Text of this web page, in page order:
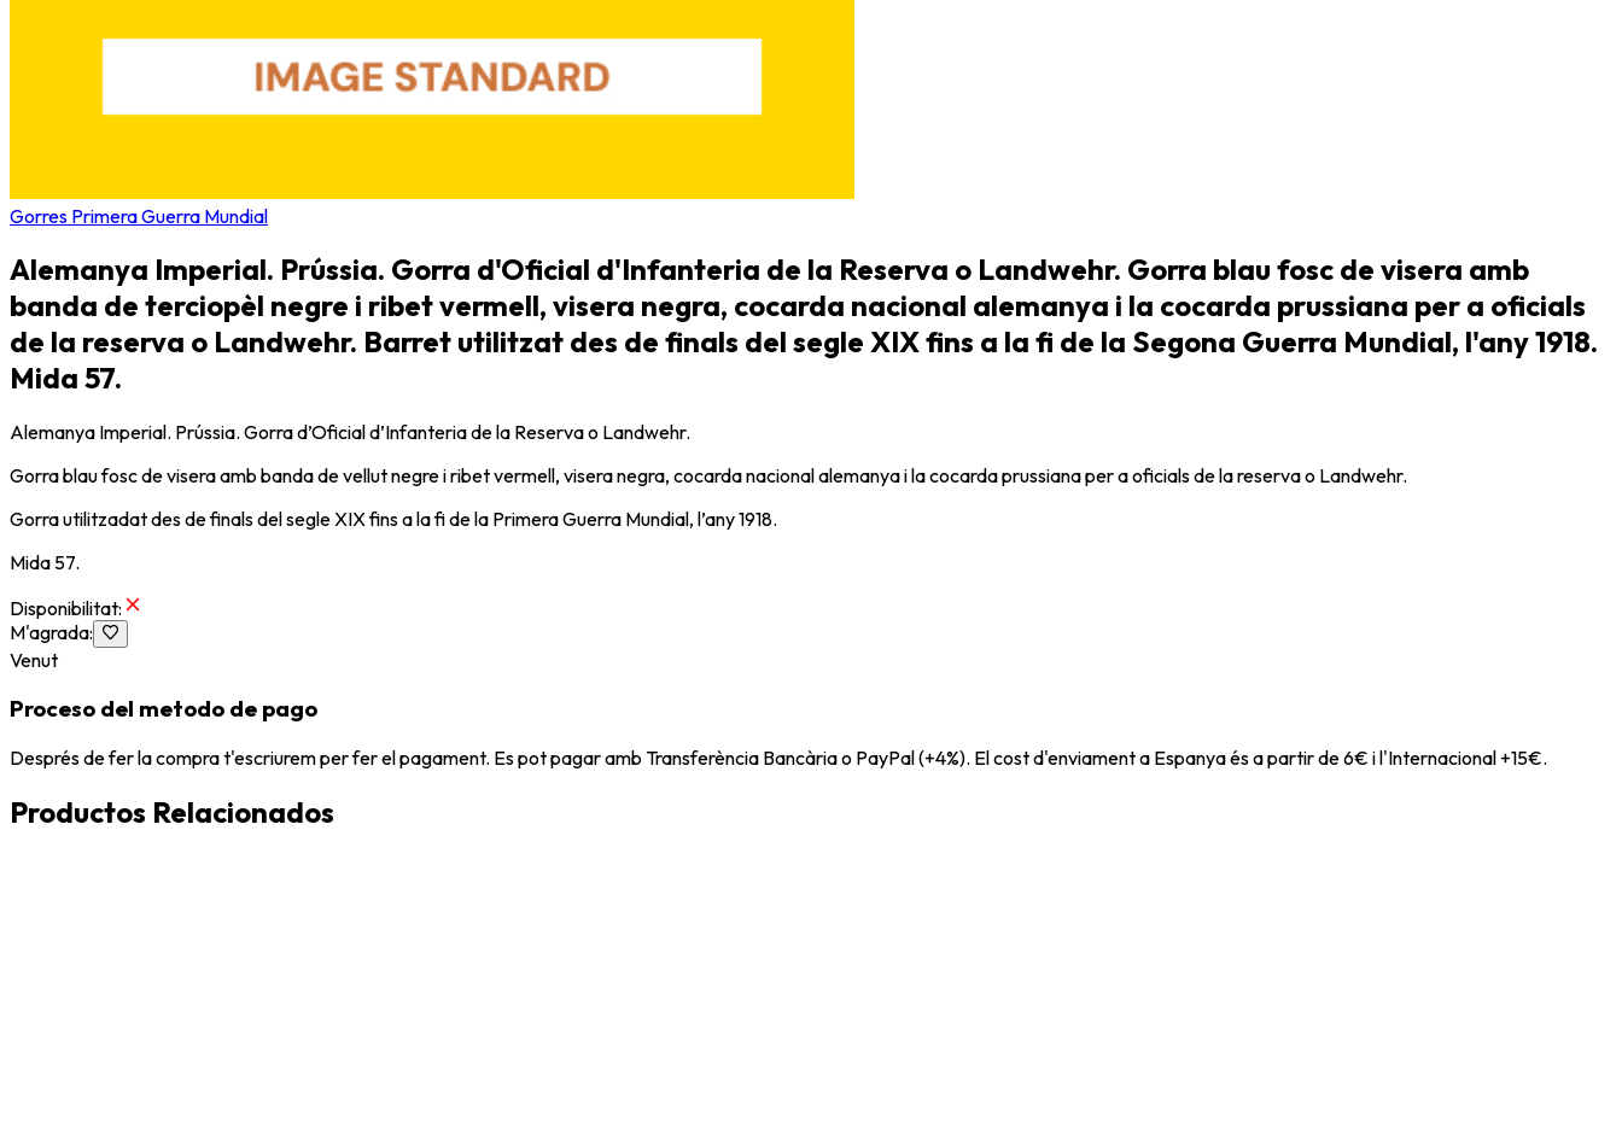
Gorres Primera Guerra Mundial
Alemanya Imperial. Prússia. Gorra d'Oficial d'Infanteria de la Reserva o Landwehr. Gorra blau fosc de visera amb
banda de terciopèl negre i ribet vermell, visera negra, cocarda nacional alemanya i la cocarda prussiana per a oficials
de la reserva o Landwehr. Barret utilitzat des de finals del segle XIX fins a la fi de la Segona Guerra Mundial, l'any 1918.
Mida 57.
Alemanya Imperial. Prússia. Gorra d’Oficial d’Infanteria de la Reserva o Landwehr.
Gorra blau fosc de visera amb banda de vellut negre i ribet vermell, visera negra, cocarda nacional alemanya i la cocarda prussiana per a oficials de la reserva o Landwehr.
Gorra utilitzadat des de finals del segle XIX fins a la fi de la Primera Guerra Mundial, l’any 1918.
Mida 57.
Disponibilitat:
M'agrada:
Venut
Proceso del metodo de pago
Després de fer la compra t'escriurem per fer el pagament. Es pot pagar amb Transferència Bancària o PayPal (+4%). El cost d'enviament a Espanya és a partir de 6€ i l'Internacional +15€.
Productos Relacionados